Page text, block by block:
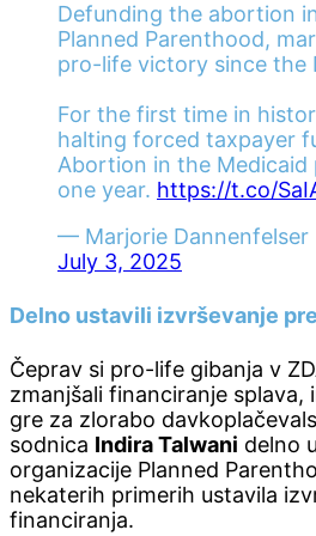
Defunding the abortion
Planned Parenthood,
pro-life victory since the
For the first time in
halting forced taxpayer
Abortion in the
one year. https://t.co/
— Marjorie Dannenfelser
July 3, 2025
Delno ustavili izvrševanje
Čeprav si pro-life gibanja v
zmanjšali financiranje splava,
gre za zlorabo
sodnica Indira Talwani delno
organizacije Planned
nekaterih primerih ustavila
financiranja.